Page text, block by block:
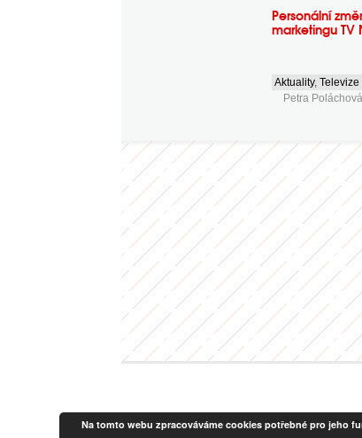
Personální
marketingu TV
Aktuality,Televize
Petra Poláchová
©
Na tomto webu zpracováváme cookies potřebné pro jeho